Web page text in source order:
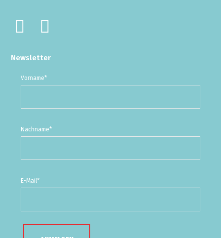
Newsletter
Vorname*
Nachname*
E-Mail*